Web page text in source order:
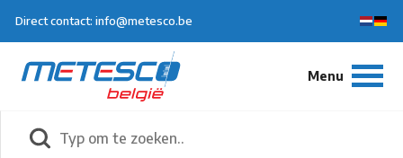
Direct contact: info@metesco.be